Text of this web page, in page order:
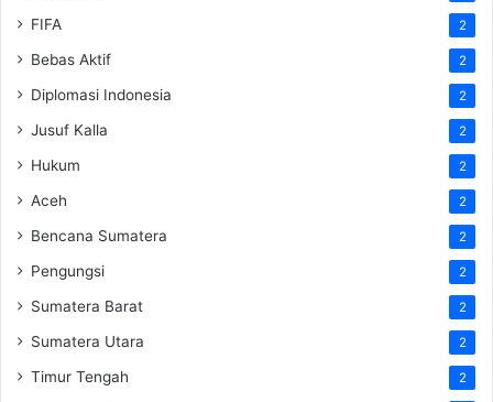
FIFA 2
Bebas Aktif 2
Diplomasi Indonesia 2
Jusuf Kalla 2
Hukum 2
Aceh 2
Bencana Sumatera 2
Pengungsi 2
Sumatera Barat 2
Sumatera Utara 2
Timur Tengah 2